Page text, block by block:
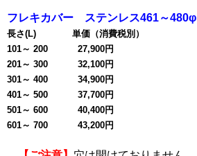
フレキカバー ステンレス461～480φ
長さ(L) 単価（消費税別）
101～ 200 27,900円
201～ 300 32,100円
301～ 400 34,900円
401～ 500 37,700円
501～ 600 40,400円
601～ 700 43,200円